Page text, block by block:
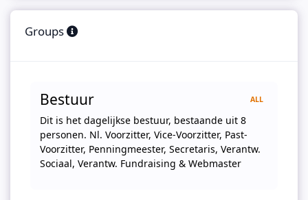
Groups
ALL
Bestuur
Dit is het dagelijkse bestuur, bestaande uit 8
personen. Nl. Voorzitter, Vice-Voorzitter, Past-
Voorzitter, Penningmeester, Secretaris, Verantw.
Sociaal, Verantw. Fundraising & Webmaster